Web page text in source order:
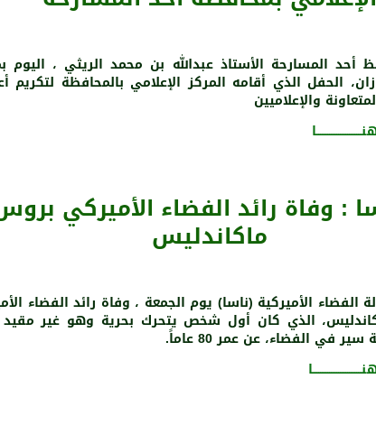
أحد المسارحة الأستاذ عبدالله بن محمد الريثي ، اليوم
الحفل الذي أقامه المركز الإعلامي بالمحافظة لتكريم
والإعلاميين
: وفاة رائد الفضاء الأميركي
ماكاندليس
الفضاء الأميركية (ناسا) يوم الجمعة ، وفاة رائد الفضاء
الذي كان أول شخص يتحرك بحرية وهو غير مقيد
في الفضاء، عن عمر 80 عاماً.